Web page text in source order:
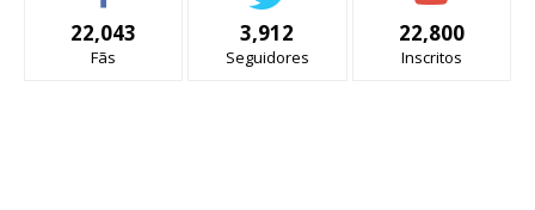
22,043
Fãs
3,912
Seguidores
22,800
Inscritos